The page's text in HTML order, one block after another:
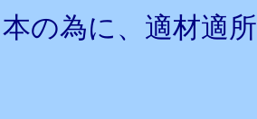
本の為に、適材適